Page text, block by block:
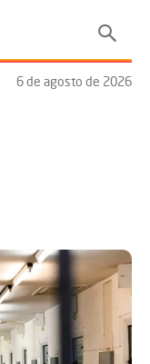
6 de agosto de 2026